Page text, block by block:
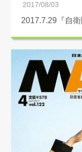
2017/08/03
2017.7.29『自